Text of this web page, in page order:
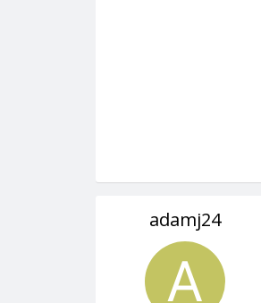
adamj24